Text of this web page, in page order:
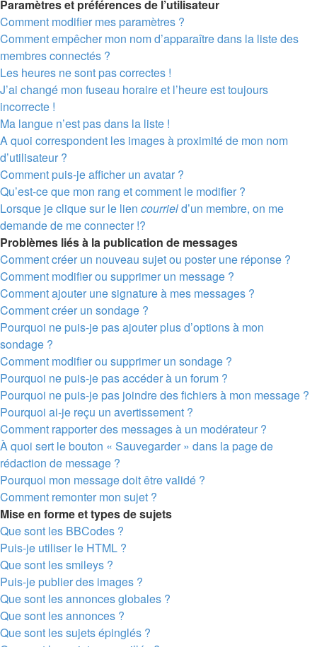
Paramètres et préférences de l’utilisateur
Comment modifier mes paramètres ?
Comment empêcher mon nom d’apparaître dans la liste des
membres connectés ?
Les heures ne sont pas correctes !
J’ai changé mon fuseau horaire et l’heure est toujours
incorrecte !
Ma langue n’est pas dans la liste !
A quoi correspondent les images à proximité de mon nom
d’utilisateur ?
Comment puis-je afficher un avatar ?
Qu’est-ce que mon rang et comment le modifier ?
Lorsque je clique sur le lien courrield’un membre, on me
demande de me connecter !?
Problèmes liés à la publication de messages
Comment créer un nouveau sujet ou poster une réponse ?
Comment modifier ou supprimer un message ?
Comment ajouter une signature à mes messages ?
Comment créer un sondage ?
Pourquoi ne puis-je pas ajouter plus d’options à mon
sondage ?
Comment modifier ou supprimer un sondage ?
Pourquoi ne puis-je pas accéder à un forum ?
Pourquoi ne puis-je pas joindre des fichiers à mon message ?
Pourquoi ai-je reçu un avertissement ?
Comment rapporter des messages à un modérateur ?
À quoi sert le bouton « Sauvegarder » dans la page de
rédaction de message ?
Pourquoi mon message doit être validé ?
Comment remonter mon sujet ?
Mise en forme et types de sujets
Que sont les BBCodes ?
Puis-je utiliser le HTML ?
Que sont les smileys ?
Puis-je publier des images ?
Que sont les annonces globales ?
Que sont les annonces ?
Que sont les sujets épinglés ?